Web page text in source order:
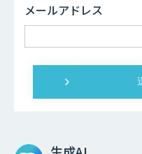
メールアドレス